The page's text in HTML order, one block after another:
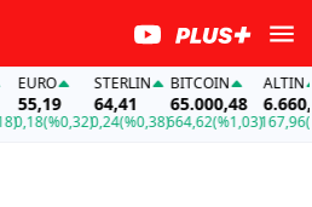
(%0,32)
STERLIN
64,41
0,24(%0,38)
BITCOIN
65.000,48
664,62(%1,03)
ALTIN
6.660,55
167,96